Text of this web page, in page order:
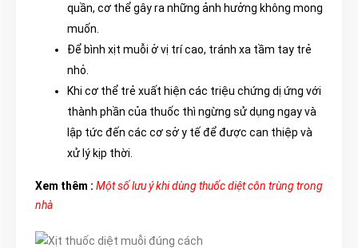
quần, cơ thể gây ra những ảnh hưởng không mong
muốn.
Để bình xịt muỗi ở vị trí cao, tránh xa tầm tay trẻ
nhỏ.
Khi cơ thể trẻ xuất hiện các triệu chứng dị ứng với
thành phần của thuốc thì ngừng sử dụng ngay và
lập tức đến các cơ sở y tế để được can thiệp và
xử lý kịp thời.
Xem thêm : Một số lưu ý khi dùng thuốc diệt côn trùng trong
nhà